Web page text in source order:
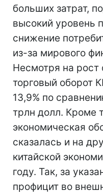
больших затрат,
высокий уровень
снижение
из-за мирового
Несмотря на рост
торговый оборот
13,9% по
трлн долл. Кроме
экономическая
сказалась и на
китайской
году. Так, за
профицит во